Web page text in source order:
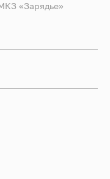
«Зарядье»